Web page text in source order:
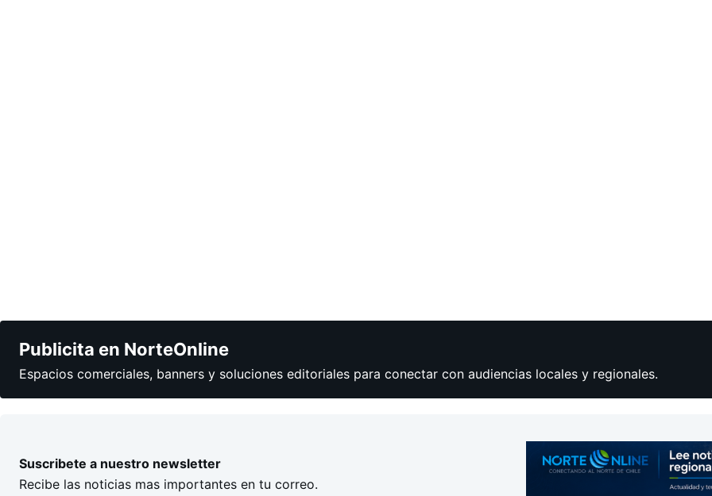
Publicita en NorteOnline
Espacios comerciales, banners y soluciones editoriales para conectar con audiencias locales y regionales.
Suscribete a nuestro newsletter
Recibe las noticias mas importantes en tu correo.